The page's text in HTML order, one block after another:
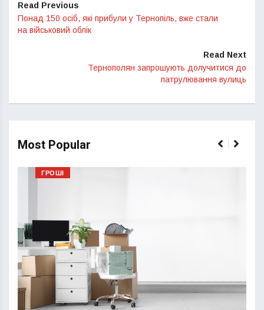
Read Previous
Понад 150 осіб, які прибули у Тернопіль, вже стали
на військовий облік
Read Next
Тернополян запрошують долучитися до
патрулювання вулиць
Most Popular
ГРОШІ